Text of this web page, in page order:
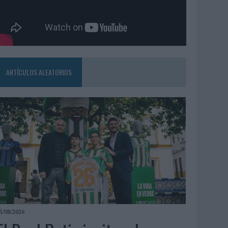
ARTÍCULOS ALEATORIOS
08/2026